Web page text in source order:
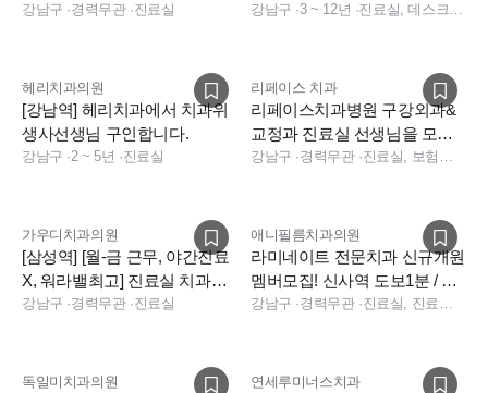
용 (종합병원)
강남구 ·경력무관·진료실
크 충원합니다]
강남구 ·3 ~ 12년 · 진료실, 데스크, 데스크, 전화응대(CS), 기타
헤리치과의원
[강남역] 헤리치과에서 치과위
생사선생님 구인합니다.
강남구 ·2 ~ 5년 ·진료실
리페이스 치과
리페이스치과병원 구강외과&
교정과 진료실 선생님을 모십
니다
강남구 ·경력무관· 진료실, 보험청구, 상담
가우디치과의원
[삼성역] [월-금 근무, 야간진료
X, 워라밸최고] 진료실 치과위
생사 선생님 구인합니다.
강남구 ·경력무관·진료실
애니필름치과의원
라미네이트 전문치과 신규개원
멤버모집! 신사역 도보1분 / 주
32시간(주4.5일) 근무
강남구 ·경력무관· 진료실, 진료팀장, 상담
독일미치과의원 연세루미너스치과